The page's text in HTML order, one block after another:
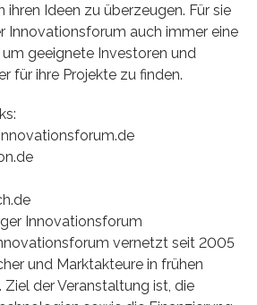
ihren Ideen zu überzeugen. Für sie
Innovationsforum auch immer eine
geeignete Investoren und
für ihre Projekte zu finden.
Innovationsforum
vernetzt seit 2005
und Marktakteure in frühen
der Veranstaltung ist, die